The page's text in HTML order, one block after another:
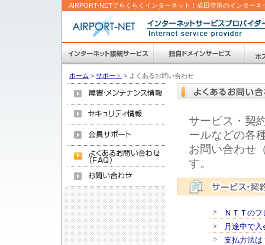
AIRPORT-NETでらくらくインターネット！成田空港のインターネ
ホーム > サポート > よくあるお問い合わせ
サービス・契
ールなどの各
お問い合わせ
す。
ＮＴＴの
月途中で
支払方法は